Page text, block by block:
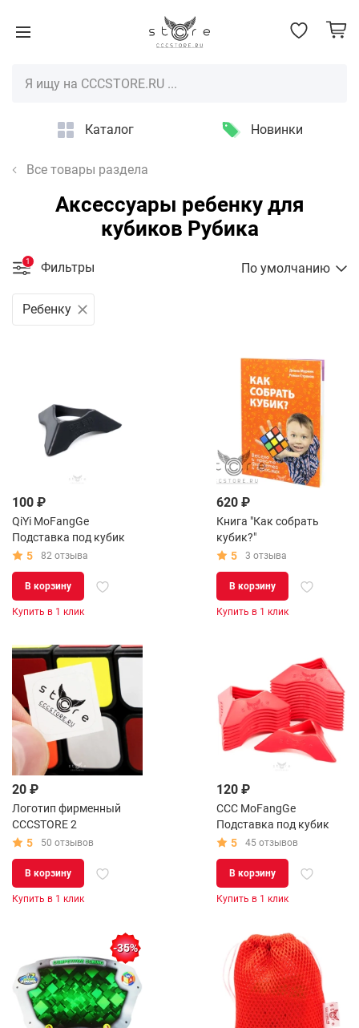
Каталог Новинки
Все товары раздела
Аксессуары ребенку для
кубиков Рубика
Фильтры
1 По умолчанию
Ребенку
100 ₽
QiYi MoFangGe
Подставка под кубик
5
82 отзыва
В корзину
Купить в 1 клик
620 ₽
Книга "Как собрать
кубик?"
5
3 отзыва
В корзину
Купить в 1 клик
20 ₽
Логотип фирменный
CCCSTORE 2
5
50 отзывов
В корзину
Купить в 1 клик
120 ₽
CCC MoFangGe
Подставка под кубик
5
45 отзывов
В корзину
Купить в 1 клик
-35%